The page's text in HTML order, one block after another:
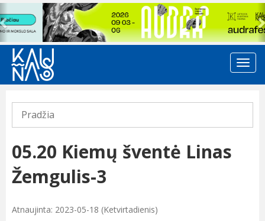
Previous
Pradžia
05.20 Kiemų šventė Linas
Žemgulis-3
Atnaujinta: 2023-05-18 (Ketvirtadienis)